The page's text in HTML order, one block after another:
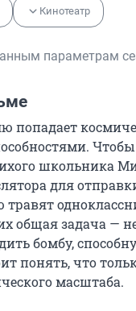
Кинотеатр
параметрам
попадает
школьника
для
травят
общая задача —
бомбу,
понять, что
масштаба.